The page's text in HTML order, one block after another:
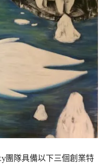
隊具備以下三個創業特